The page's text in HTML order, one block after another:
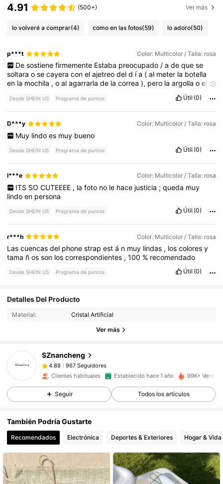
4.91 (500+) Ver más
lo volveré a comprar(4) como en las fotos(59) lo adoro(50)
p***t Color: Multicolor / Talla: rosa
De sostiene firmemente Estaba preocupado / a de que se
soltaraosecayeraconelajetreodeld ía (al meter la botella
en la mochila ,oalagarrarlade lacorrea), pero laargollaoel
en
colgandodulcemente sinestorbar
Desde SHEIN US Programa de puntos Útil (0)
D***y Color: Multicolor / Talla: rosa
Muy lindo es muy bueno
Desde SHEIN US Programa de puntos Útil (0)
l***e Color: Multicolor / Talla: rosa
ITS SO CUTEEEE , la foto no le hace justicia ; queda muy
lindoen persona
Desde SHEIN US Programa de puntos Útil (0)
r***h Color: Multicolor / Talla: rosa
Lascuencasdel phonestrapestá n muy lindas , loscoloresy
tama ñosson loscorrespondientes ,100 % recomendado
Desde SHEIN US Programa de puntos Útil (0)
Detalles Del Producto
Material: Cristal Artificial
Ver más
SZnancheng
4.88 967 Seguidores
967 Seguidores
4.88 967 Seguidores
4.88 967 Seguidores
4.88
4.88 967 Seguidores
Clientes habituales Establecido hace 1 año 99K+
Seguir Todos los artículos
También Podría Gustarte
Recomendados Electrónica Deportes & Exteriores Hogar & Vida